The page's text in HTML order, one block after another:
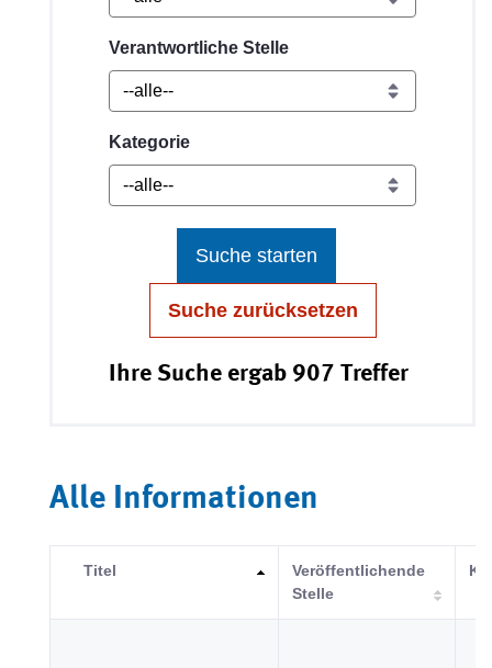
Verantwortliche Stelle
Kategorie
Suche starten
Suche zurücksetzen
Ihre Suche ergab 907 Treffer
Alle Informationen
Titel
Veröffentlichende
Stelle